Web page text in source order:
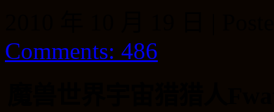
Comments: 486